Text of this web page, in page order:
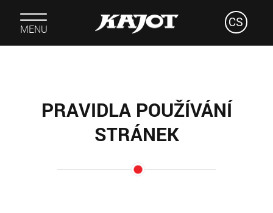
MENU CS
PRAVIDLA POUŽÍVÁNÍ
STRÁNEK